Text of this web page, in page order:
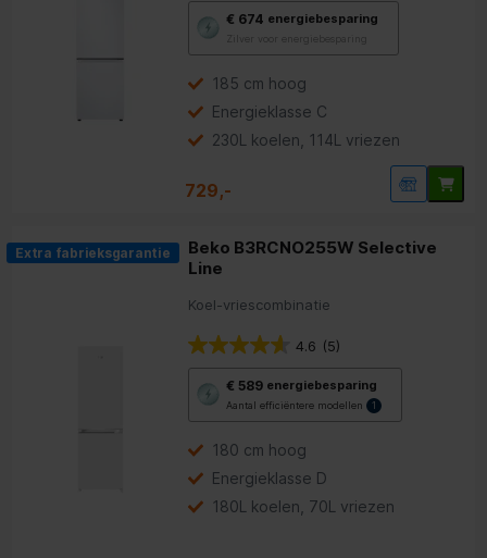
€ 674 energiebesparing
Zilver voor energiebesparing
Youreko’s
voor
energiebesparing.
185 cm hoog
Energieklasse C
230L koelen, 114L vriezen
729,-
Extra fabrieksgarantie
Beko B3RCNO255W Selective
Line
Koel-vriescombinatie
4.6 (5)
€ 589 energiebesparing
Aantal efficiëntere modellen 1
Youreko’s
voor
energiebesparing.
180 cm hoog
Energieklasse D
180L koelen, 70L vriezen